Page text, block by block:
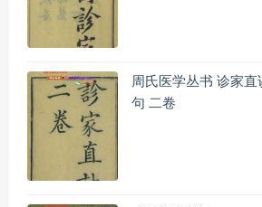
周氏医学丛书 诊家
句 二卷